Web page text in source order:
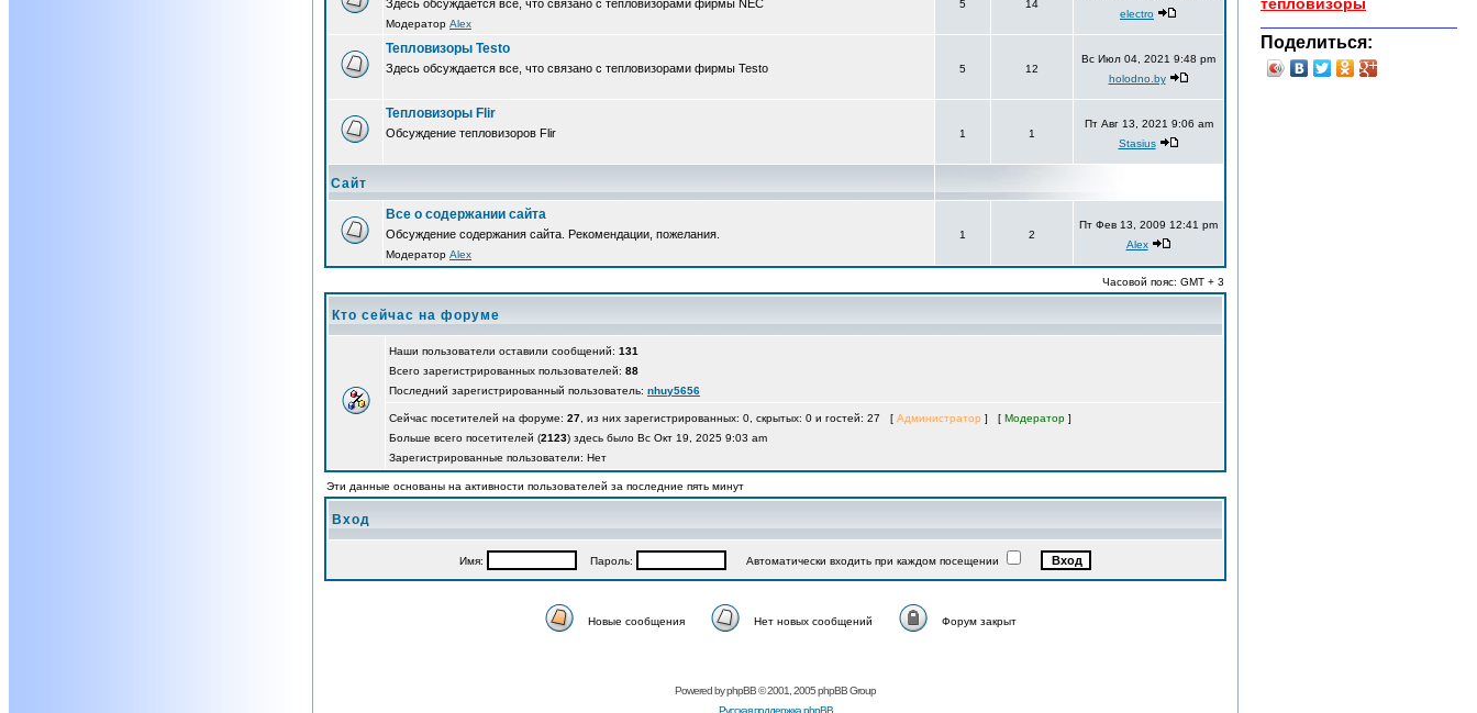
Здесь обсуждается все, что связано с тепловизорами фирмы NEC
Модератор Alex
5 14
electro
Тепловизоры Testo
Здесь обсуждается все, что связано с тепловизорами фирмы Testo 5 12
Вс Июл 04, 2021 9:48 pm
holodno.by
Тепловизоры Flir
Обсуждение тепловизоров Flir 1 1
Пт Авг 13, 2021 9:06 am
Stasius
Сайт
Все о содержании сайта
Обсуждение содержания сайта. Рекомендации, пожелания.
Модератор Alex
1 2
Пт Фев 13, 2009 12:41 pm
Alex
Часовой пояс: GMT + 3
Кто сейчас на форуме
Наши пользователи оставили сообщений: 131
Всего зарегистрированных пользователей: 88
Последний зарегистрированный пользователь: nhuy5656
Сейчас посетителей на форуме: 27, из них зарегистрированных: 0, скрытых: 0 и гостей: 27 [ Администратор ] [ Модератор ]
Больше всего посетителей (2123) здесь было Вс Окт 19, 2025 9:03 am
Зарегистрированные пользователи: Нет
Эти данные основаны на активности пользователей за последние пять минут
Вход
Имя: Пароль: Автоматически входить при каждом посещении
Новые сообщения Нет новых сообщений Форум закрыт
Powered byphpBB© 2001, 2005 phpBB Group
тепловизоры
Поделиться: